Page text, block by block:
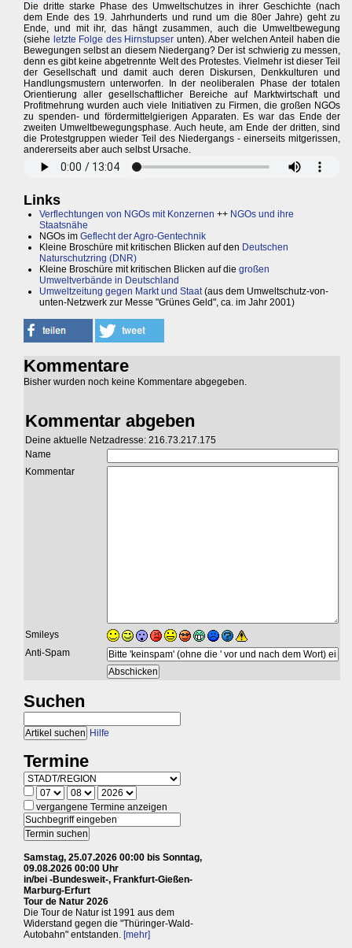
Die dritte starke Phase des Umweltschutzes in ihrer Geschichte (nach
dem Ende des 19. Jahrhunderts und rund um die 80er Jahre) geht zu
Ende, und mit ihr, das hängt zusammen, auch die Umweltbewegung
(siehe letzte Folge des Hirnstupser unten). Aber welchen Anteil haben die
Bewegungen selbst an diesem Niedergang? Der ist schwierig zu messen,
denn es gibt keine abgetrennte Welt des Protestes. Vielmehr ist dieser Teil
der Gesellschaft und damit auch deren Diskursen, Denkkulturen und
Handlungsmustern unterworfen. In der neoliberalen Phase der totalen
Orientierung aller gesellschaftlicher Bereiche auf Marktwirtschaft und
Profitmehrung wurden auch viele Initiativen zu Firmen, die großen NGOs
zu spenden- und fördermittelgierigen Apparaten. Es war das Ende der
zweiten Umweltbewegungsphase. Auch heute, am Ende der dritten, sind
die Protestgruppen wieder Teil des Niedergangs - einerseits mitgerissen,
andererseits aber auch selbst Ursache.
Links
Verflechtungen von NGOs mit Konzernen ++ NGOs und ihre
Staatsnähe
NGOs im Geflecht der Agro-Gentechnik
Kleine Broschüre mit kritischen Blicken auf den Deutschen
Naturschutzring (DNR)
Kleine Broschüre mit kritischen Blicken auf die großen
Umweltverbände in Deutschland
Umweltzeitung gegen Markt und Staat(aus dem Umweltschutz-von-
unten-Netzwerk zur Messe "Grünes Geld", ca. im Jahr 2001)
Kommentare
Bisher wurden noch keine Kommentare abgegeben.
Kommentar abgeben
Deine aktuelle Netzadresse: 216.73.217.175
Name
Kommentar
Smileys
Anti-Spam
Suchen
Hilfe
Termine
vergangene Termine anzeigen
Samstag, 25.07.2026 00:00 bis Sonntag,
09.08.2026 00:00 Uhr
in/bei -Bundesweit-, Frankfurt-Gießen-
Marburg-Erfurt
Tour de Natur 2026
Die Tour de Natur ist 1991 aus dem
Widerstand gegen die "Thüringer-Wald-
Autobahn" entstanden. [mehr]